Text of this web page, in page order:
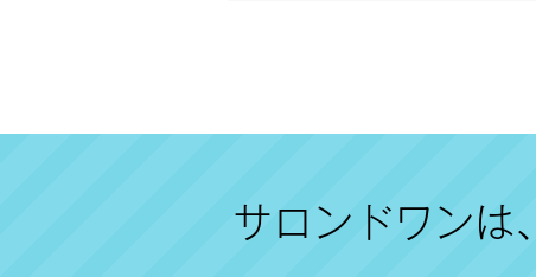
サロンドワンは、